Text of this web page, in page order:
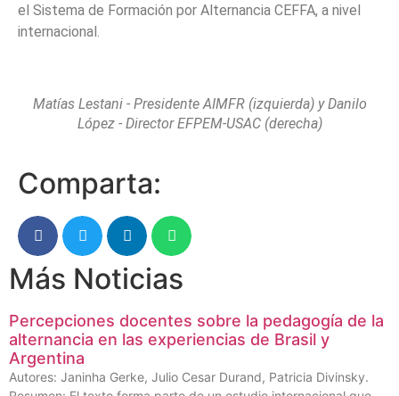
el Sistema de Formación por Alternancia CEFFA, a nivel
internacional.
Matías Lestani - Presidente AIMFR (izquierda) y Danilo
López - Director EFPEM-USAC (derecha)
Comparta:
Más Noticias
Percepciones docentes sobre la pedagogía de la
alternancia en las experiencias de Brasil y
Argentina
Autores: Janinha Gerke, Julio Cesar Durand, Patricia Divinsky.